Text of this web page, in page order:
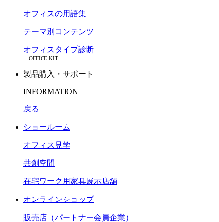
オフィスの用語集
テーマ別コンテンツ
オフィスタイプ診断
OFFICE KIT
製品購入・サポート
INFORMATION
戻る
ショールーム
オフィス見学
共創空間
在宅ワーク用家具展示店舗
オンラインショップ
販売店（パートナー会員企業）